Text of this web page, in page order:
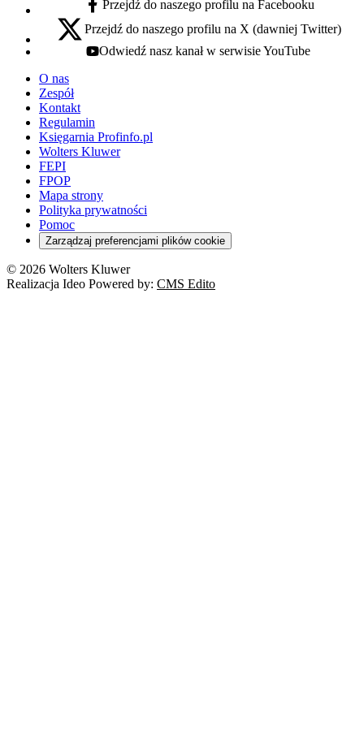
facebook - otwiera się w nowej karcie
Przejdź do naszego profilu na Facebooku
x - otwiera się w nowej karcie
Przejdź do naszego profilu na X (dawniej Twitter)
youtube - otwiera się w nowej karcie
Odwiedź nasz kanał w serwisie YouTube
O nas
Zespół
Kontakt
Regulamin
Księgarnia Profinfo.pl
Wolters Kluwer
FEPI
FPOP
Mapa strony
Polityka prywatności
Pomoc
Zarządzaj preferencjami plików cookie
© 2026 Wolters Kluwer
Realizacja Ideo Powered by: CMS Edito